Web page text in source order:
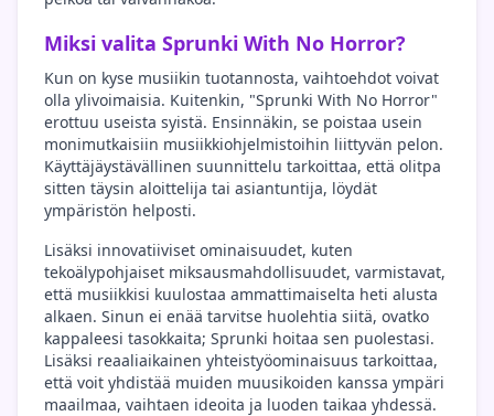
Miksi valita Sprunki With No Horror?
Kun on kyse musiikin tuotannosta, vaihtoehdot voivat
olla ylivoimaisia. Kuitenkin, "Sprunki With No Horror"
erottuu useista syistä. Ensinnäkin, se poistaa usein
monimutkaisiin musiikkiohjelmistoihin liittyvän pelon.
Käyttäjäystävällinen suunnittelu tarkoittaa, että olitpa
sitten täysin aloittelija tai asiantuntija, löydät
ympäristön helposti.
Lisäksi innovatiiviset ominaisuudet, kuten
tekoälypohjaiset miksausmahdollisuudet, varmistavat,
että musiikkisi kuulostaa ammattimaiselta heti alusta
alkaen. Sinun ei enää tarvitse huolehtia siitä, ovatko
kappaleesi tasokkaita; Sprunki hoitaa sen puolestasi.
Lisäksi reaaliaikainen yhteistyöominaisuus tarkoittaa,
että voit yhdistää muiden muusikoiden kanssa ympäri
maailmaa, vaihtaen ideoita ja luoden taikaa yhdessä.